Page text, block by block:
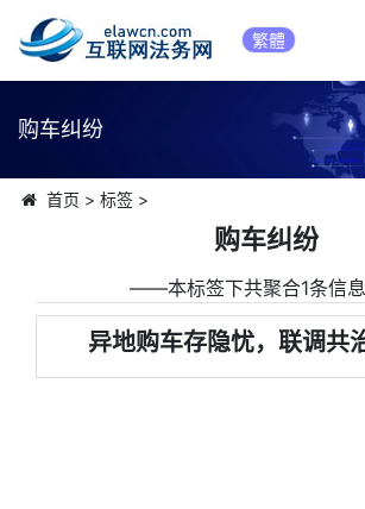
繁體
购车纠纷
首页 > 标签>
购车纠纷
――本标签下共聚合1条信
异地购车存隐忧，联调共